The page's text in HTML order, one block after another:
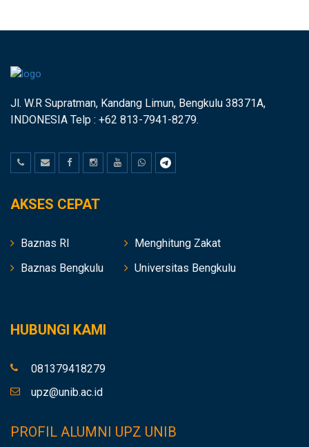
Jl. W.R Supratman, Kandang Limun, Bengkulu 38371A,
INDONESIA Telp : +62 813-7941-8279.
AKSES CEPAT
Baznas RI
Baznas Bengkulu
Menghitung Zakat
Universitas Bengkulu
HUBUNGI KAMI
081379418279
upz@unib.ac.id
PROFIL ALUMNI UPZ UNIB